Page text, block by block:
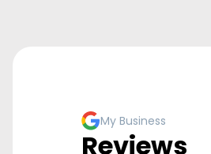
My Business
Reviews